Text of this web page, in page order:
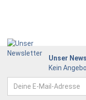
Unser
Kein